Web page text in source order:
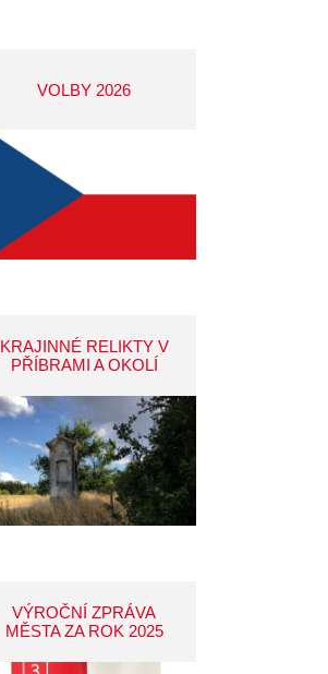
VOLBY 2026
KRAJINNÉ RELIKTY V
PŘÍBRAMI A OKOLÍ
VÝROČNÍ ZPRÁVA
MĚSTA ZA ROK 2025